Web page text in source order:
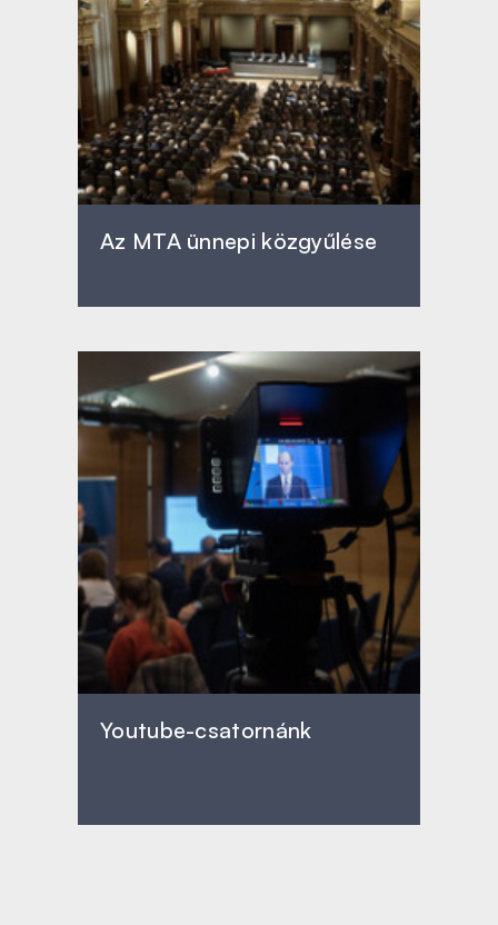
Az MTA ünnepi közgyűlése
Youtube-csatornánk